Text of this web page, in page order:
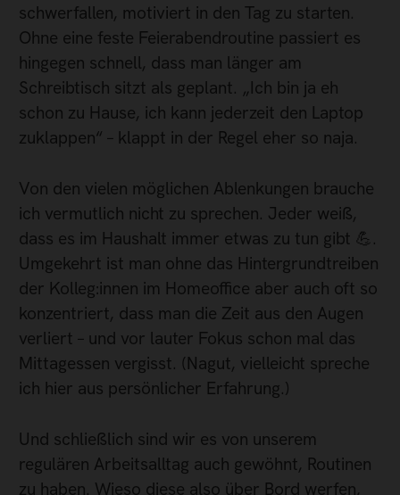
schwerfallen, motiviert in den Tag zu starten.
Ohne eine feste Feierabendroutine passiert es
hingegen schnell, dass man länger am
Schreibtisch sitzt als geplant. „Ich bin ja eh
schon zu Hause, ich kann jederzeit den Laptop
zuklappen“ – klappt in der Regel eher so naja.
Von den vielen möglichen Ablenkungen brauche
ich vermutlich nicht zu sprechen. Jeder weiß,
dass es im Haushalt immer etwas zu tun gibt 💪.
Umgekehrt ist man ohne das Hintergrundtreiben
der Kolleg:innen im Homeoffice aber auch oft so
konzentriert, dass man die Zeit aus den Augen
verliert – und vor lauter Fokus schon mal das
Mittagessen vergisst. (Nagut, vielleicht spreche
ich hier aus persönlicher Erfahrung.)
Und schließlich sind wir es von unserem
regulären Arbeitsalltag auch gewöhnt, Routinen
zu haben. Wieso diese also über Bord werfen,